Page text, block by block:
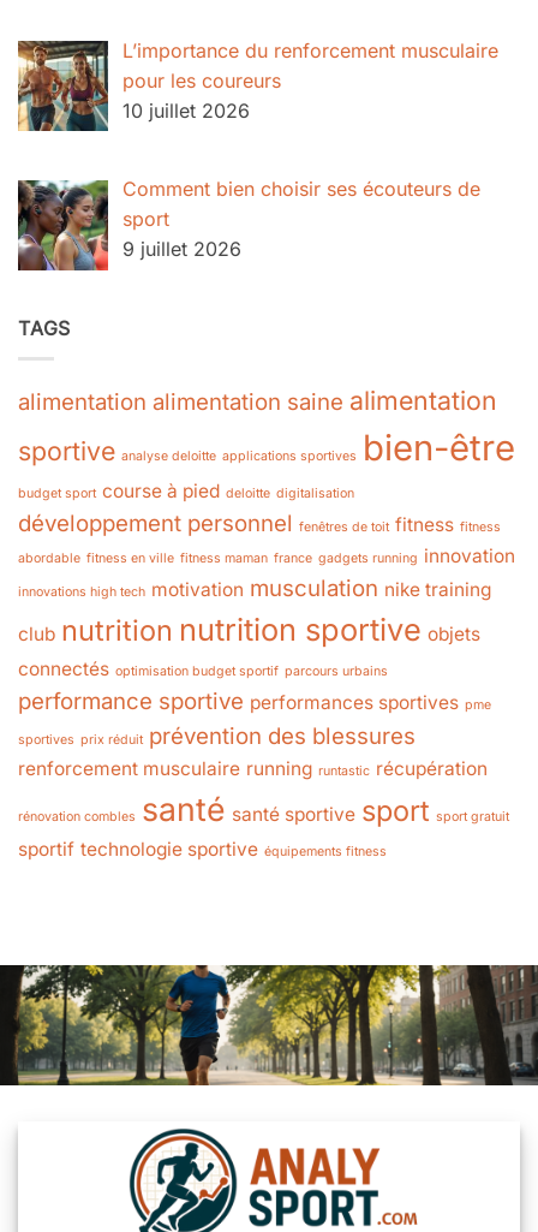
L’importance du renforcement musculaire
pour les coureurs
10 juillet 2026
Comment bien choisir ses écouteurs de
sport
9 juillet 2026
TAGS
alimentation alimentation saine alimentation
sportive analyse deloitte applications sportives bien-être
budget sport course à pied deloitte digitalisation
développement personnel fenêtres de toit fitness fitness
abordable fitness en ville fitness maman france gadgets running innovation
innovations high tech motivation musculation nike training
club nutrition nutrition sportive objets
connectés optimisation budget sportif parcours urbains
performance sportive performances sportives pme
sportives prix réduit prévention des blessures
renforcement musculaire running runtastic récupération
rénovation combles santé santé sportive sport sport gratuit
sportif technologie sportive équipements fitness